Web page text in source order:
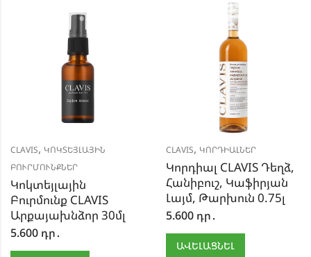
CLAVIS, ԿՈԿՏԵՅԼԱՅԻՆ
ԲՈՒՐՄՈՒՆՔՆԵՐ
Կոկտեյլային
Բուրմունք CLAVIS
Արքայախնձոր 30մլ
5.600 դր․
CLAVIS, ԿՈՐԴԻԱԼՆԵՐ
Կորդիալ CLAVIS Դեղձ,
Հանիբուշ, Կաֆիրյան
Լայմ, Թարխուն 0.75լ
5.600 դր․
ԱՎԵԼԱՑՆԵԼ